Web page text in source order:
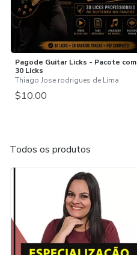
Pagode Guitar Licks - Pacote com
30 Licks
Thiago Jose rodrigues de Lima
$10.00
Todos os produtos